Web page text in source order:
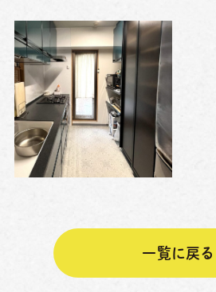
一覧に戻る